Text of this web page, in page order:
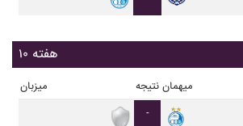
هفته ۱۰
میزبان نتیجه میهمان
-